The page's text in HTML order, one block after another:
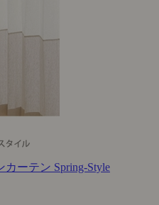
カーテン Spring-Style